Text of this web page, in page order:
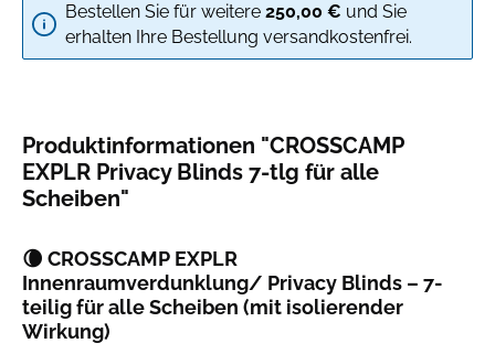
Bestellen Sie für weitere 250,00 € und Sie
erhalten Ihre Bestellung versandkostenfrei.
Produktinformationen "CROSSCAMP
EXPLR Privacy Blinds 7-tlg für alle
Scheiben"
🌘 CROSSCAMP EXPLR
Innenraumverdunklung/ Privacy Blinds – 7-
teilig für alle Scheiben (mit isolierender
Wirkung)